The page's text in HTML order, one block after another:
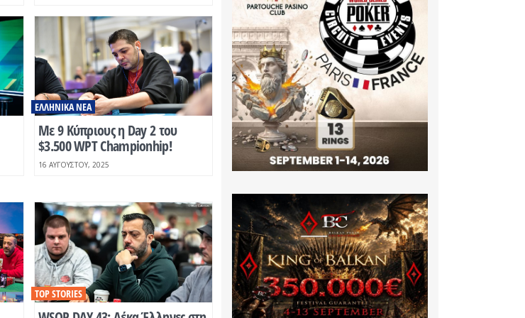
Με 9 Κύπριους η Day 2 του
$3.500 WPT Championhip!
ΕΛΛΗΝΙΚΆ ΝΈΑ
16 ΑΥΓΟΎΣΤΟΥ, 2025
TOP STORIES